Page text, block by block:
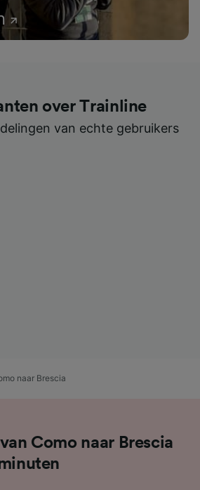
over Trainline
van echte gebruikers
naar Brescia
Como naar Brescia